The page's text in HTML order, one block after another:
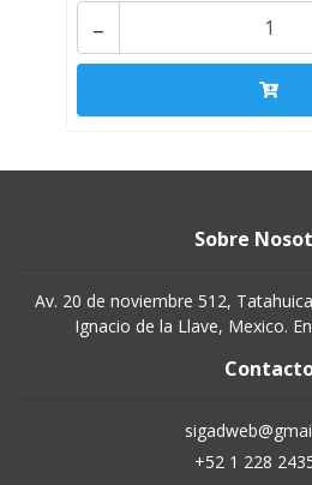
-
Sobre
Av. 20 de noviembre 512,
Ignacio de la Llave, Mexico.
+52 1 228